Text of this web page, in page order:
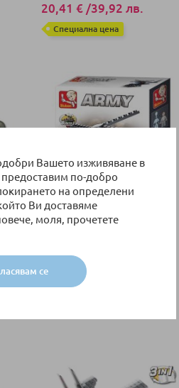
Вашето изживяване в
предоставим по-добро
на определени
Ви доставяме
моля, прочетете
се
20,41 € /39,92 лв.
Специална цена
НАЛИЧНО
/7,12 лв.